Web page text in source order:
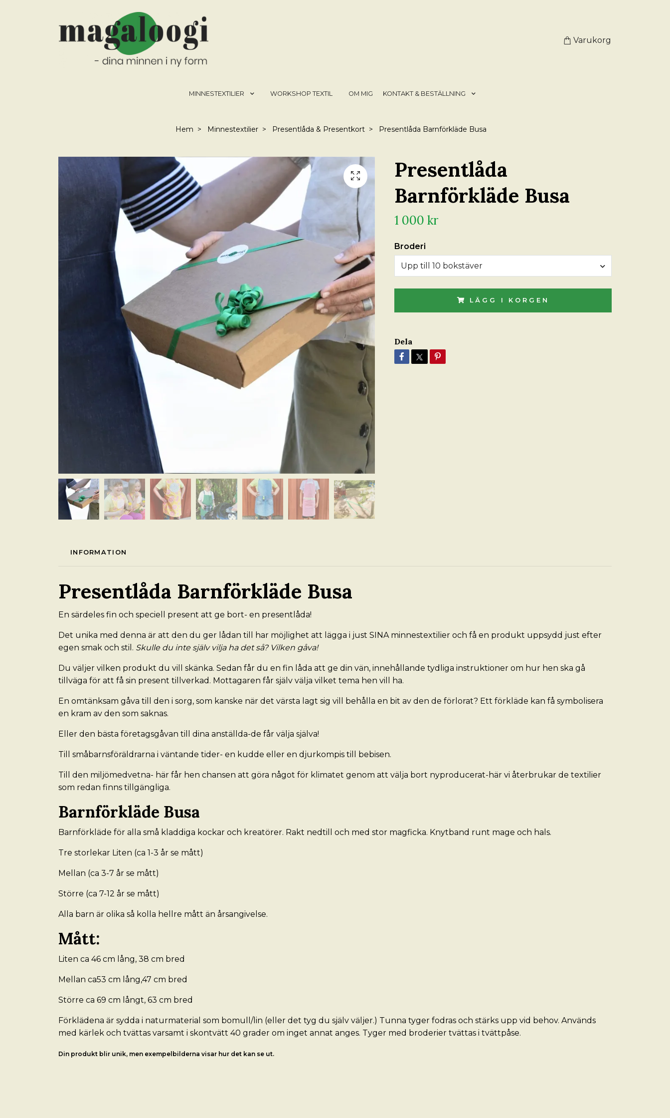
Varukorg
MINNESTEXTILIER WORKSHOP TEXTIL OM MIG KONTAKT & BESTÄLLNING
Hem Minnestextilier Presentlåda & Presentkort Presentlåda Barnförkläde Busa
Presentlåda
Barnförkläde Busa
1 000 kr
Broderi
Upp till 10 bokstäver
LÄGG I KORGEN
Dela
INFORMATION
Presentlåda Barnförkläde Busa
En särdeles fin och speciell present att ge bort- en presentlåda!
Det unika med denna är att den du ger lådan till har möjlighet att lägga i just SINA minnestextilier och få en produkt uppsydd just efter
egen smak och stil. Skulle du inte själv vilja ha det så? Vilken gåva!
Du väljer vilken produkt du vill skänka. Sedan får du en fin låda att ge din vän, innehållande tydliga instruktioner om hur hen ska gå
tillväga för att få sin present tillverkad. Mottagaren får själv välja vilket tema hen vill ha.
En omtänksam gåva till den i sorg, som kanske när det värsta lagt sig vill behålla en bit av den de förlorat? Ett förkläde kan få symbolisera
en kram av den som saknas.
Eller den bästa företagsgåvan till dina anställda-de får välja själva!
Till småbarnsföräldrarna i väntande tider- en kudde eller en djurkompis till bebisen.
Till den miljömedvetna- här får hen chansen att göra något för klimatet genom att välja bort nyproducerat-här vi återbrukar de textilier
som redan finns tillgängliga.
Barnförkläde Busa
Barnförkläde för alla små kladdiga kockar och kreatörer. Rakt nedtill och med stor magficka. Knytband runt mage och hals.
Tre storlekar Liten (ca 1-3 år se mått)
Mellan (ca 3-7 år se mått)
Större (ca 7-12 år se mått)
Alla barn är olika så kolla hellre mått än årsangivelse.
Mått:
Liten ca 46 cm lång, 38 cm bred
Mellan ca53 cm lång,47 cm bred
Större ca 69 cm långt, 63 cm bred
Förklädena är sydda i naturmaterial som bomull/lin (eller det tyg du själv väljer.) Tunna tyger fodras och stärks upp vid behov. Används
med kärlek och tvättas varsamt i skontvätt 40 grader om inget annat anges. Tyger med broderier tvättas i tvättpåse.
Din produkt blir unik, men exempelbilderna visar hur det kan se ut.